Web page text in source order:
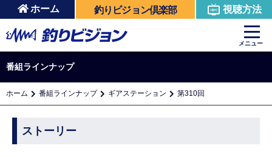
ホーム 釣りビジョン倶楽部 視聴方法
メニュー
番組ラインナップ
ホーム 番組ラインナップ ギアステーション 第310回
ストーリー